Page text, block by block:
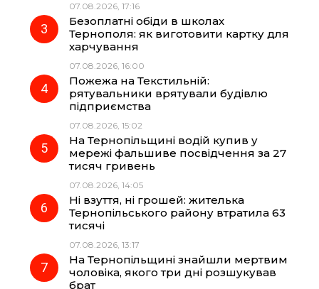
k
a
m
07.08.2026, 17:16
Безоплатні обіди в школах
Тернополя: як виготовити картку для
харчування
07.08.2026, 16:00
Пожежа на Текстильній:
рятувальники врятували будівлю
підприємства
07.08.2026, 15:02
На Тернопільщині водій купив у
мережі фальшиве посвідчення за 27
тисяч гривень
07.08.2026, 14:05
Ні взуття, ні грошей: жителька
Тернопільського району втратила 63
тисячі
07.08.2026, 13:17
На Тернопільщині знайшли мертвим
чоловіка, якого три дні розшукував
брат